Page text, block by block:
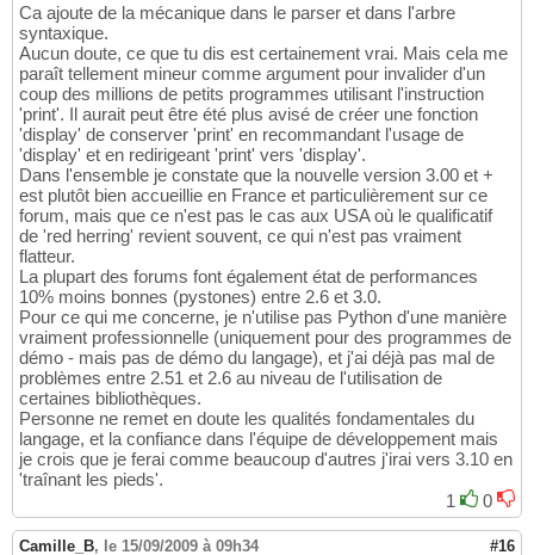
Ca ajoute de la mécanique dans le parser et dans l'arbre
syntaxique.
Aucun doute, ce que tu dis est certainement vrai. Mais cela me
paraît tellement mineur comme argument pour invalider d'un
coup des millions de petits programmes utilisant l'instruction
'print'. Il aurait peut être été plus avisé de créer une fonction
'display' de conserver 'print' en recommandant l'usage de
'display' et en redirigeant 'print' vers 'display'.
Dans l'ensemble je constate que la nouvelle version 3.00 et +
est plutôt bien accueillie en France et particulièrement sur ce
forum, mais que ce n'est pas le cas aux USA où le qualificatif
de 'red herring' revient souvent, ce qui n'est pas vraiment
flatteur.
La plupart des forums font également état de performances
10% moins bonnes (pystones) entre 2.6 et 3.0.
Pour ce qui me concerne, je n'utilise pas Python d'une manière
vraiment professionnelle (uniquement pour des programmes de
démo - mais pas de démo du langage), et j'ai déjà pas mal de
problèmes entre 2.51 et 2.6 au niveau de l'utilisation de
certaines bibliothèques.
Personne ne remet en doute les qualités fondamentales du
langage, et la confiance dans l'équipe de développement mais
je crois que je ferai comme beaucoup d'autres j'irai vers 3.10 en
'traînant les pieds'.
1
0
Camille_B, le 15/09/2009 à 09h34 #16